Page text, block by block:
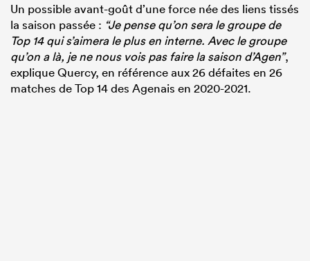
Un possible avant-goût d’une force née des liens tissés
la saison passée : “Je pense qu’on sera le groupe de
Top 14 qui s’aimera le plus en interne. Avec le groupe
qu’on a là, je ne nous vois pas faire la saison d’Agen”,
explique Quercy, en référence aux 26 défaites en 26
matches de Top 14 des Agenais en 2020-2021.